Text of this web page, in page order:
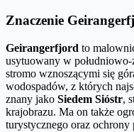
Znaczenie
Geirangerfjord to
usytuowany w
stromo wznoszącymi się
wodospadów, z których
znany jako Siedem Sióstr,
krajobrazu. Ma on także
turystycznego oraz ochrony